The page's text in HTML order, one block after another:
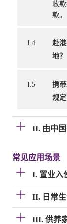
收
款。
I.4
赴
地？
I.5
携
规定
II. 由中
常见应用场景
I. 置业入
II. 日常
III. 供养